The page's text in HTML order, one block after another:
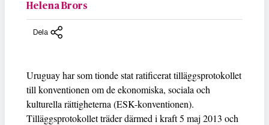
Helena Brors
Dela
Uruguay har som tionde stat ratificerat tilläggsprotokollet
till konventionen om de ekonomiska, sociala och
kulturella rättigheterna (ESK-konventionen).
Tilläggsprotokollet träder därmed i kraft 5 maj 2013 och